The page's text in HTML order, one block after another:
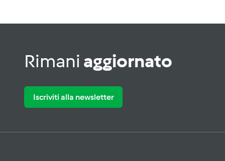
Rimani aggiornato
Iscriviti alla newsletter